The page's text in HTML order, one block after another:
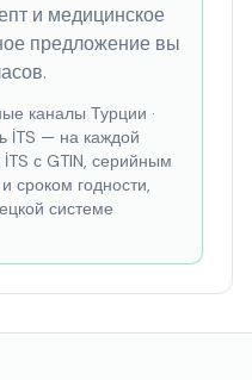
и медицинское
предложение вы
каналы Турции ·
İTS — на каждой
İTS с GTIN, серийным
сроком годности,
системе